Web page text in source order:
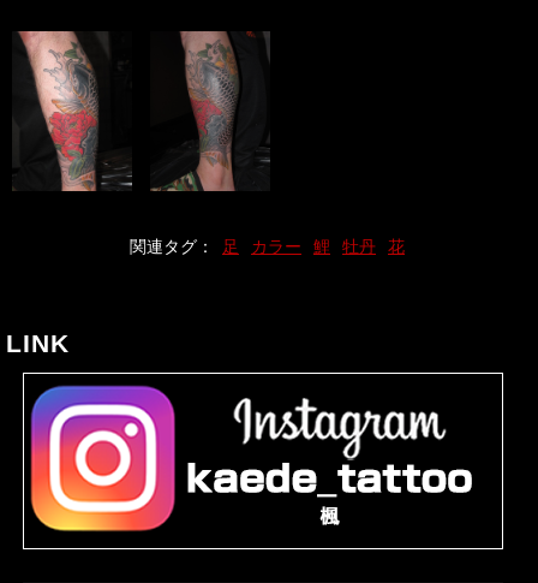
関連タグ： 足 カラー 鯉 牡丹 花
LINK